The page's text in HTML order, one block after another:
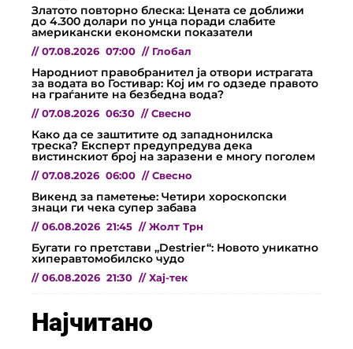
Златото повторно блеска: Цената се доближи
до 4.300 долари по унца поради слабите
американски економски показатели
// 07.08.2026 07:00 // Глобал
Народниот правобранител ја отвори истрагата
за водата во Гостивар: Кој им го одзеде правото
на граѓаните на безбедна вода?
// 07.08.2026 06:30 // Свесно
Како да се заштитите од западнонилска
треска? Експерт предупредува дека
вистинскиот број на заразени е многу поголем
// 07.08.2026 06:00 // Свесно
Викенд за паметење: Четири хороскопски
знаци ги чека супер забава
// 06.08.2026 21:45 // Жолт Трн
Бугати го претстави „Destrier“: Новото уникатно
хиперавтомобилско чудо
// 06.08.2026 21:30 // Хај-тек
Најчитано